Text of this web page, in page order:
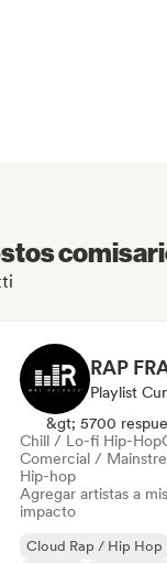
Playlist
&gt; 5700
Chill / Lo-fi Hip-Hop
Comercial /
Hip-hop
Agregar artistas a
impacto
Cloud Rap / Hip Hop